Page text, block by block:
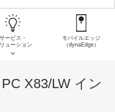
サービス・
ューション
モバイルエッジ
（dynaEdge）
X83/LW イン